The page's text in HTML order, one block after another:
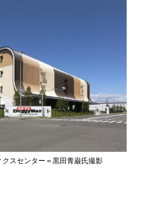
スセンター＝黒田青巌氏撮影